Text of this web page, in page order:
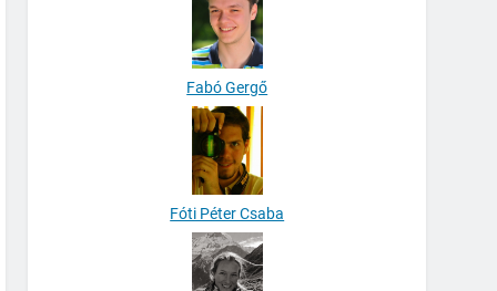
Fabó Gergő
Fóti Péter Csaba